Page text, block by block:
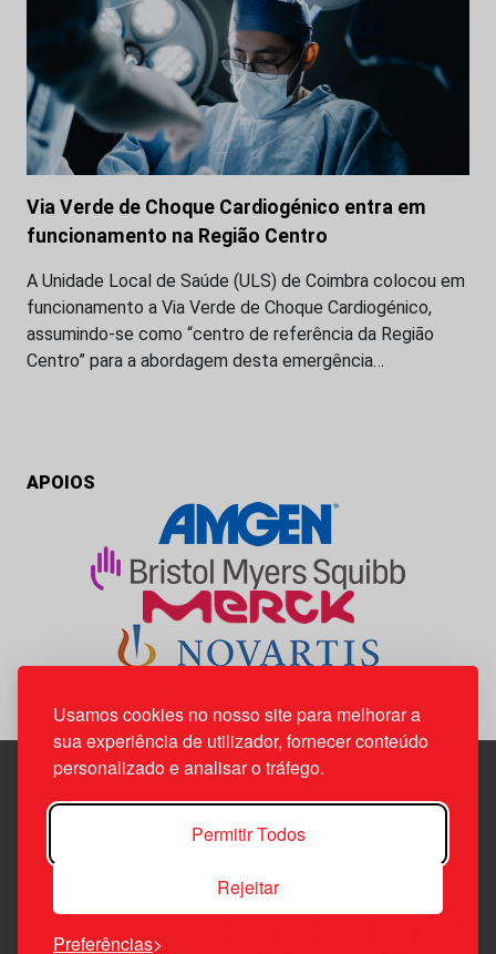
Usamos cookies no nosso site para melhorar a
sua experiência de utilizador, fornecer conteúdo
personalizado e analisar o tráfego.
Permitir Todos
Rejeitar
Preferências
Via Verde de Choque Cardiogénico entra em
funcionamento na Região Centro
A Unidade Local de Saúde (ULS) de Coimbra colocou em
funcionamento a Via Verde de Choque Cardiogénico,
assumindo-se como “centro de referência da Região
Centro” para a abordagem desta emergência…
APOIOS
Edif. Lisboa Oriente | Av. Infante D. Henrique, n.º 333H, esc.
1800-282 Lisboa | Portugal